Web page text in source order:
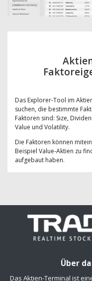
Das Explorer-Tool im
suchen, die bestimmte
Faktoren sind: Size,
Value und Volatility.
Die Faktoren können
Beispiel Value-Aktien zu
aufgebaut haben.
Über
Das Aktien-Terminal ist